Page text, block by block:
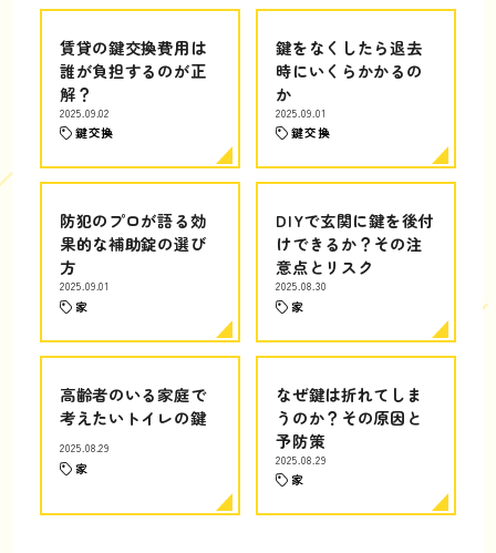
賃貸の鍵交換費用は
誰が負担するのが正
解？
2025.09.02
鍵交換
鍵をなくしたら退去
時にいくらかかるの
か
2025.09.01
鍵交換
防犯のプロが語る効
果的な補助錠の選び
方
2025.09.01
家
DIYで玄関に鍵を後付
けできるか？その注
意点とリスク
2025.08.30
家
高齢者のいる家庭で
考えたいトイレの鍵
2025.08.29
家
なぜ鍵は折れてしま
うのか？その原因と
予防策
2025.08.29
家